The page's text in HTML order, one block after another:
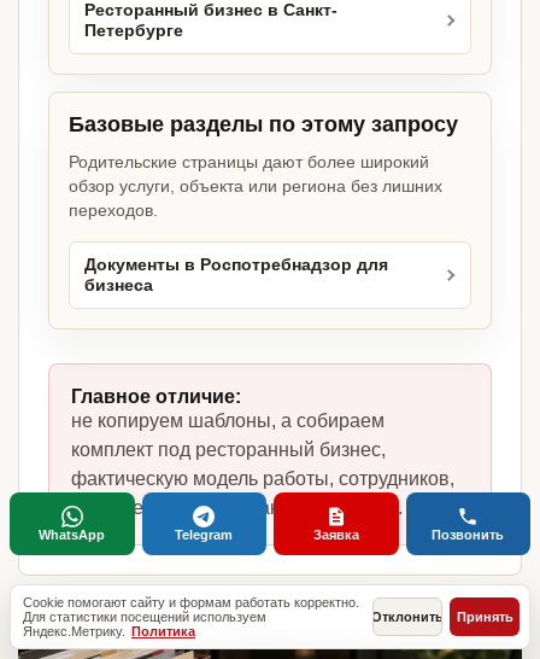
Ресторанный бизнес в Санкт-
Петербурге
Базовые разделы по этому запросу
Родительские страницы дают более широкий
обзор услуги, объекта или региона без лишних
переходов.
Документы в Роспотребнадзор для
бизнеса
Главное отличие:
не копируем шаблоны, а собираем
комплект под ресторанный бизнес,
фактическую модель работы, сотрудников,
помещение и требования по России.
Cookie помогают сайту и формам работать корректно.
Для статистики посещений используем
Яндекс.Метрику. Политика
Отклонить Принять
WhatsApp Telegram Заявка Позвонить